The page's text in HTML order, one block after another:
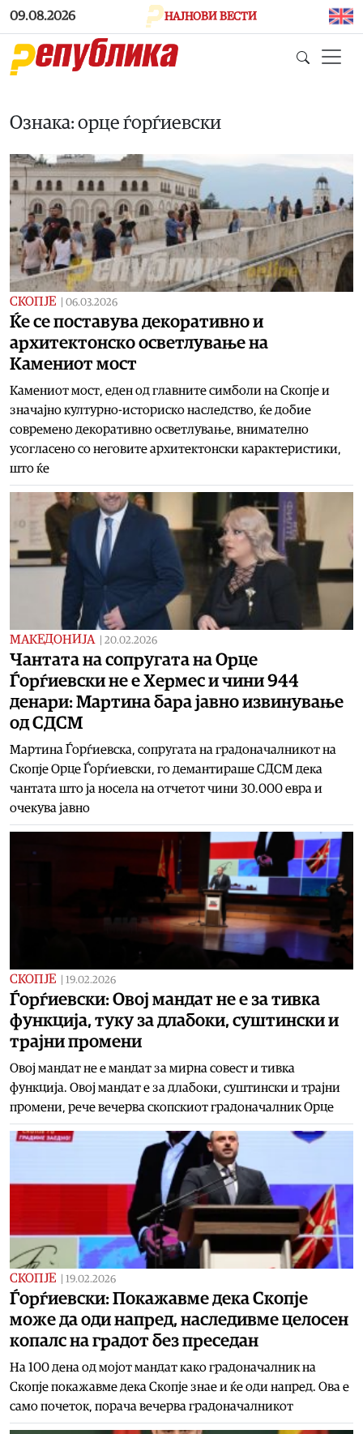
Skip to main content
09.08.2026 НАЈНОВИ ВЕСТИ
Ознака: орце ѓорѓиевски
СКОПЈЕ 06.03.2026
Ќе се поставува декоративно и
архитектонско осветлување на
Камениот мост
Камениот мост, еден од главните симболи на Скопје и
значајно културно-историско наследство, ќе добие
современо декоративно осветлување, внимателно
усогласено со неговите архитектонски карактеристики,
што ќе
МАКЕДОНИЈА 20.02.2026
Чантата на сопругата на Орце
Ѓорѓиевски не е Хермес и чини 944
денари: Мартина бара јавно извинување
од СДСМ
Мартина Ѓорѓиевска, сопругата на градоначалникот на
Скопје Орце Ѓорѓиевски, го демантираше СДСМ дека
чантата што ја носела на отчетот чини 30.000 евра и
очекува јавно
СКОПЈЕ 19.02.2026
Ѓорѓиевски: Овој мандат не е за тивка
функција, туку за длабоки, суштински и
трајни промени
Овој мандат не е мандат за мирна совест и тивка
функција. Овој мандат е за длабоки, суштински и трајни
промени, рече вечерва скопскиот градоначалник Орце
СКОПЈЕ 19.02.2026
Ѓорѓиевски: Покажавме дека Скопје
може да оди напред, наследивме целосен
копалс на градот без преседан
На 100 дена од мојот мандат како градоначалник на
Скопје покажавме дека Скопје знае и ќе оди напред. Ова е
само почеток, порача вечерва градоначалникот